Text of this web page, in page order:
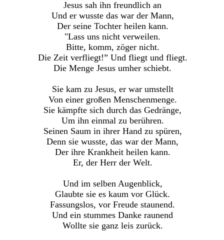
Jesus sah ihn freundlich an
Und er wusste das war der Mann,
Der seine Tochter heilen kann.
"Lass uns nicht verweilen.
Bitte, komm, zöger nicht.
Die Zeit verfliegt!” Und fliegt und fliegt.
Die Menge Jesus umher schiebt.
Sie kam zu Jesus, er war umstellt
Von einer großen Menschenmenge.
Sie kämpfte sich durch das Gedränge,
Um ihn einmal zu berühren.
Seinen Saum in ihrer Hand zu spüren,
Denn sie wusste, das war der Mann,
Der ihre Krankheit heilen kann.
Er, der Herr der Welt.
Und im selben Augenblick,
Glaubte sie es kaum vor Glück.
Fassungslos, vor Freude staunend.
Und ein stummes Danke raunend
Wollte sie ganz leis zurück.